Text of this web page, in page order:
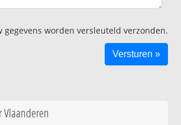
gegevens worden versleuteld verzonden.
Vlaanderen